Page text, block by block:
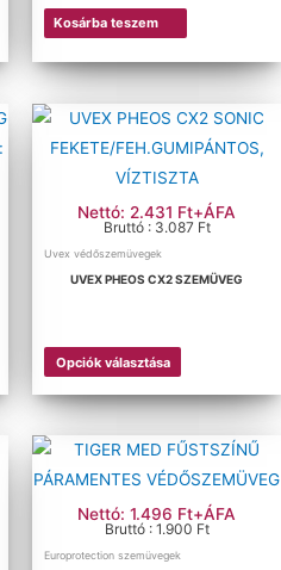
Kosárba teszem
Nettó: 2.431 Ft+ÁFA
Bruttó : 3.087 Ft
Uvex védőszemüvegek
UVEX PHEOS CX2 SZEMÜVEG
Opciók választása
Nettó: 1.496 Ft+ÁFA
Bruttó : 1.900 Ft
Europrotection szemüvegek